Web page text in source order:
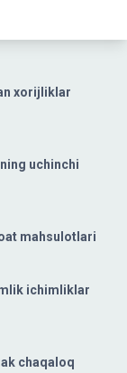
xorijliklar
uchinchi
mahsulotlari
ichimliklar
chaqaloq